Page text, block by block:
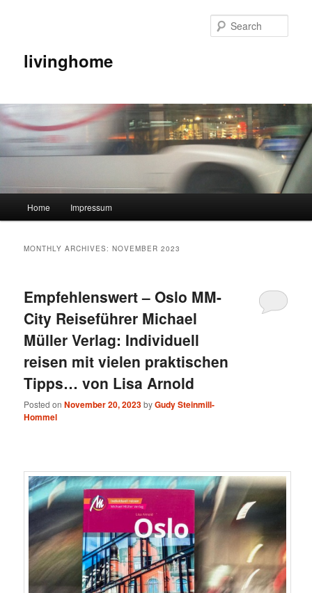
livinghome
Skip to primary content
Skip to secondary content
Home Impressum
MONTHLY ARCHIVES:NOVEMBER 2023
Empfehlenswert – Oslo MM-
City Reiseführer Michael
Müller Verlag: Individuell
reisen mit vielen praktischen
Tipps… von Lisa Arnold
Posted onNovember 20, 2023byGudy Steinmill-
Hommel